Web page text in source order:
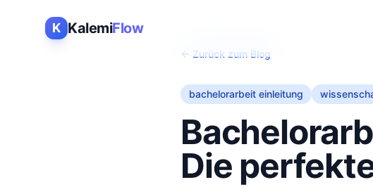
K KalemiFlow
← Zurück zum Blog
bachelorarbeit einleitung
Die